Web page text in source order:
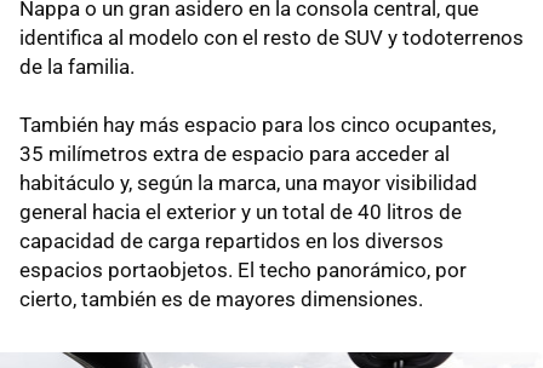
Nappa o un gran asidero en la consola central, que
identifica al modelo con el resto de SUV y todoterrenos
de la familia.
También hay más espacio para los cinco ocupantes,
35 milímetros extra de espacio para acceder al
habitáculo y, según la marca, una mayor visibilidad
general hacia el exterior y un total de 40 litros de
capacidad de carga repartidos en los diversos
espacios portaobjetos. El techo panorámico, por
cierto, también es de mayores dimensiones.